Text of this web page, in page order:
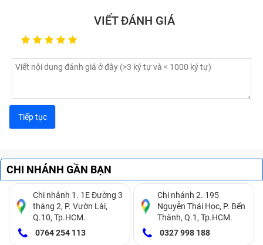
VIẾT ĐÁNH GIÁ
CHI NHÁNH GẦN BẠN
Chi nhánh 1. 1E Đường 3
tháng 2, P. Vườn Lài,
Q.10, Tp.HCM.
0764 254 113
Chi nhánh 2. 195
Nguyễn Thái Học, P. Bến
Thành, Q.1, Tp.HCM.
0327 998 188